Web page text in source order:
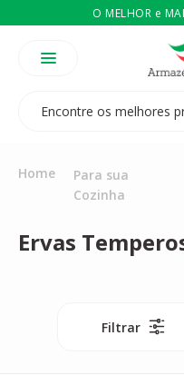
O MELHOR e
Temos 3 lojas físicas
É revendedor?
Home
Para sua
Cozinha
Ervas
Filtrar